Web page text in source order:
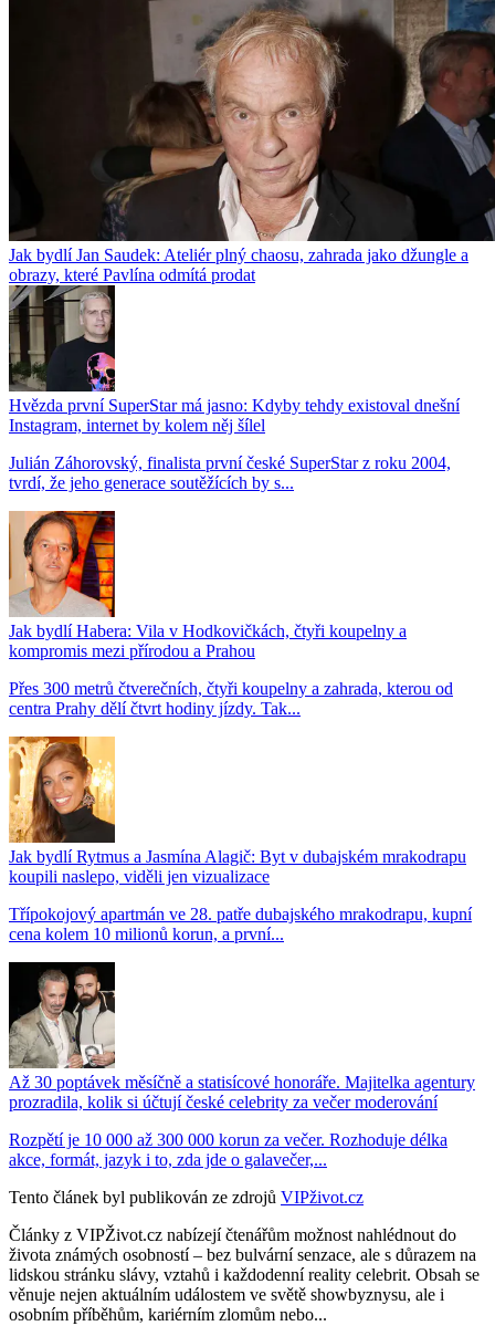
Jak bydlí Jan Saudek: Ateliér plný chaosu, zahrada jako džungle a
obrazy, které Pavlína odmítá prodat
Hvězda první SuperStar má jasno: Kdyby tehdy existoval dnešní
Instagram, internet by kolem něj šílel
Julián Záhorovský, finalista první české SuperStar z roku 2004,
tvrdí, že jeho generace soutěžících by s...
Jak bydlí Habera: Vila v Hodkovičkách, čtyři koupelny a
kompromis mezi přírodou a Prahou
Přes 300 metrů čtverečních, čtyři koupelny a zahrada, kterou od
centra Prahy dělí čtvrt hodiny jízdy. Tak...
Jak bydlí Rytmus a Jasmína Alagič: Byt v dubajském mrakodrapu
koupili naslepo, viděli jen vizualizace
Třípokojový apartmán ve 28. patře dubajského mrakodrapu, kupní
cena kolem 10 milionů korun, a první...
Až 30 poptávek měsíčně a statisícové honoráře. Majitelka agentury
prozradila, kolik si účtují české celebrity za večer moderování
Rozpětí je 10 000 až 300 000 korun za večer. Rozhoduje délka
akce, formát, jazyk i to, zda jde o galavečer,...
Tento článek byl publikován ze zdrojů VIPživot.cz
Články z VIPŽivot.cz nabízejí čtenářům možnost nahlédnout do
života známých osobností – bez bulvární senzace, ale s důrazem na
lidskou stránku slávy, vztahů i každodenní reality celebrit. Obsah se
věnuje nejen aktuálním událostem ve světě showbyznysu, ale i
osobním příběhům, kariérním zlomům nebo...